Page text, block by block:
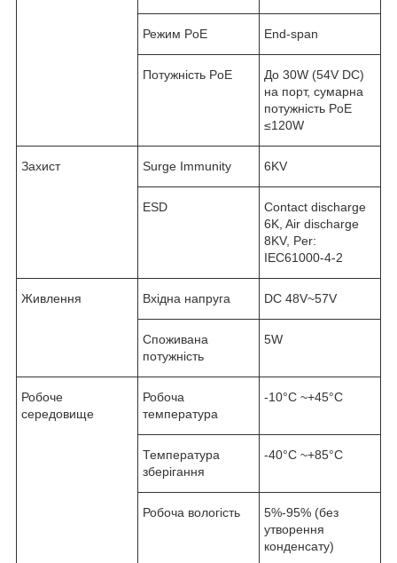
Режим PoE End-span
Потужність PoE
До 30W (54V DC)
на порт, сумарна
потужність PoE
≤120W
Захист Surge Immunity 6KV
ESD
Contact discharge
6K, Air discharge
8KV, Per:
IEC61000-4-2
Живлення Вхідна напруга DC 48V~57V
Споживана
потужність
5W
Робоче
середовище
Робоча
температура
-10°C ~+45°C
Температура
зберігання
-40°C ~+85°C
Робоча вологість
5%-95% (без
утворення
конденсату)